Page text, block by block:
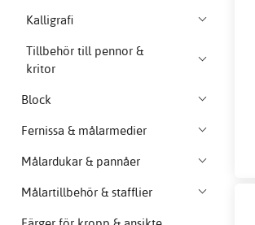
Kalligrafi
Tillbehör till pennor &
kritor
Block
Fernissa & målarmedier
Målardukar & pannåer
Målartillbehör & stafflier